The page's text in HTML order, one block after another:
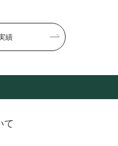
績
て